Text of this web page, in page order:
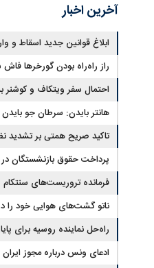
آخرین اخبار
محدودیت تردد و سوخت‌رسانی
راز راه‌راه بودن گورخرها
احتمال سفر ویتکاف و کوشنر
هانتر بایدن: سرطان جو
کرده است
تاکید صریح همتی بر تشدید
پرداخت حقوق بازنشستگان
سنگینی بر دولت دارد
فرمانده تروریست‌های
ناتو گشت‌های هوایی خود را
داده است
راه‌حل نماینده روسیه برای
ادعای ونس درباره مجوز